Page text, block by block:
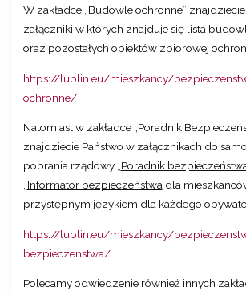
W zakładce „ Budowle ochronne”
załączniki w których znajduje się lista
oraz pozostałych obiektów zbiorowej
https://lublin.eu/mieszkancy/
ochronne/
Natomiast w zakładce „ Poradnik
znajdziecie Państwo w załącznikach do
pobrania rządowy „ Poradnik
Informator bezpieczeństwa dla
przystępnym językiem dla każdego
https://lublin.eu/mieszkancy/
bezpieczenstwa/
Polecamy odwiedzenie również innych